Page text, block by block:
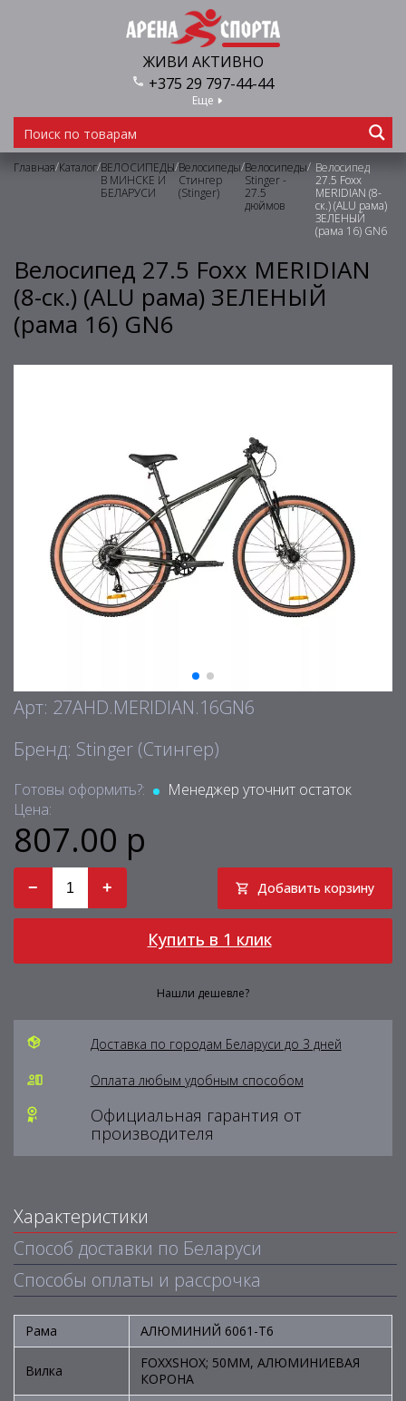
ЖИВИ АКТИВНО
+375 29 797-44-44
Еще
Главная/Каталог/ВЕЛОСИПЕДЫ
В МИНСКЕ И
БЕЛАРУСИ
/Велосипеды
Стингер
(Stinger)
/Велосипеды
Stinger -
27.5
дюймов
/ Велосипед
27.5 Foxx
MERIDIAN (8-
ск.) (ALU рама)
ЗЕЛЕНЫЙ
(рама 16) GN6
Велосипед 27.5 Foxx MERIDIAN
(8-ск.) (ALU рама) ЗЕЛЕНЫЙ
(рама 16) GN6
Арт: 27AHD.MERIDIAN.16GN6
Бренд: Stinger (Стингер)
Готовы оформить?:
Менеджер уточнит остаток
Цена:
807.00 р
− + Добавить корзину
Купить в 1 клик
Нашли дешевле?
Доставка по городам Беларуси до 3 дней
Оплата любым удобным способом
Официальная гарантия от
производителя
Характеристики
Способ доставки по Беларуси
Способы оплаты и рассрочка
Рама АЛЮМИНИЙ 6061-T6
Вилка
FOXXSHOX; 50ММ, АЛЮМИНИЕВАЯ
КОРОНА